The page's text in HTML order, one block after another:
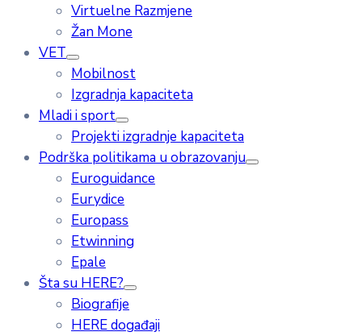
Virtuelne Razmjene
Žan Mone
VET
Mobilnost
Izgradnja kapaciteta
Mladi i sport
Projekti izgradnje kapaciteta
Podrška politikama u obrazovanju
Euroguidance
Eurydice
Europass
Etwinning
Epale
Šta su HERE?
Biografije
HERE događaji